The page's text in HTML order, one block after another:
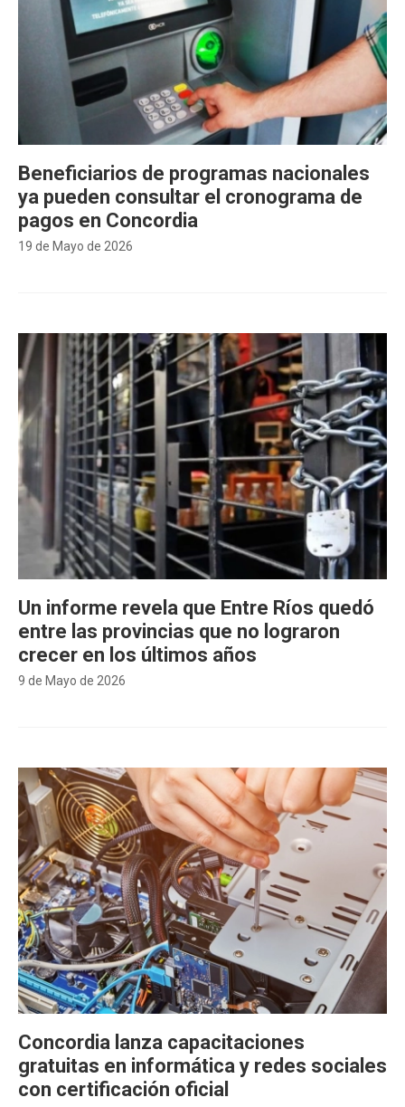
19 de Mayo de 2026
Beneficiarios de programas nacionales
ya pueden consultar el cronograma de
pagos en Concordia
9 de Mayo de 2026
Un informe revela que Entre Ríos quedó
entre las provincias que no lograron
crecer en los últimos años
Concordia lanza capacitaciones
gratuitas en informática y redes sociales
con certificación oficial